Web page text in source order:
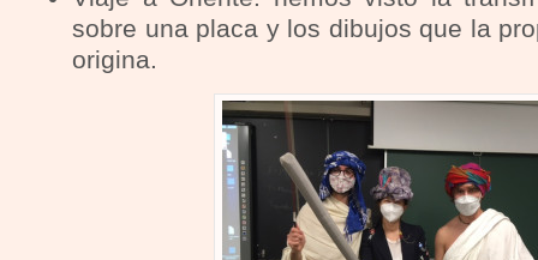
sobre una placa y los dibujos que la
origina.